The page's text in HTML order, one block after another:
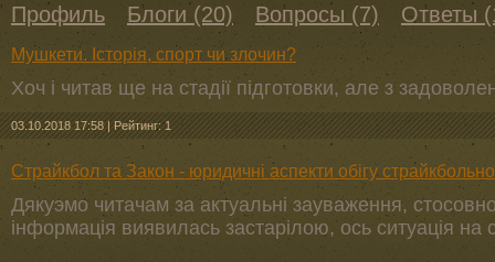
Профиль Блоги (20) Вопросы (7) Ответы
Мушкети. Історія, спорт чи злочин?
Хоч і читав ще на стадії підготовки, але з
03.10.2018 17:58 | Рейтинг: 1
Страйкбол та Закон - юридичні аспекти обігу
Дякуэмо читачам за актуальні зауваження,
інформація виявилась застарілою, ось ситуація на